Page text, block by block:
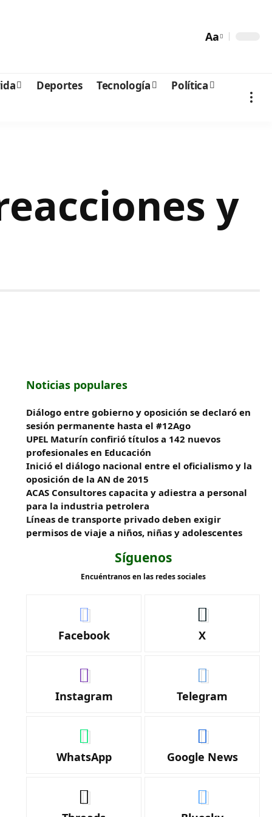
Aa
Deportes Tecnología
Política
y
Noticias populares
Diálogo entre gobierno y oposición se declaró en
sesión permanente hasta el #12Ago
UPEL Maturín confirió títulos a 142 nuevos
profesionales en Educación
Inició el diálogo nacional entre el oficialismo y la
oposición de la AN de 2015
ACAS Consultores capacita y adiestra a personal
para la industria petrolera
Líneas de transporte privado deben exigir
permisos de viaje a niños, niñas y adolescentes
Síguenos
Encuéntranos en las redes sociales
Facebook X
Instagram Telegram
WhatsApp Google News